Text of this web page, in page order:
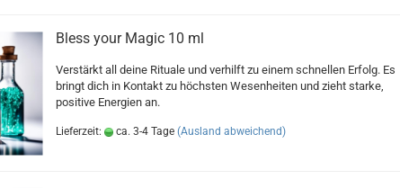
Bless your Magic 10 ml
Verstärkt all deine Rituale und verhilft zu einem schnellen Erfolg. Es
bringt dich in Kontakt zu höchsten Wesenheiten und zieht starke,
positive Energien an.
Lieferzeit: ca. 3-4 Tage (Ausland abweichend)